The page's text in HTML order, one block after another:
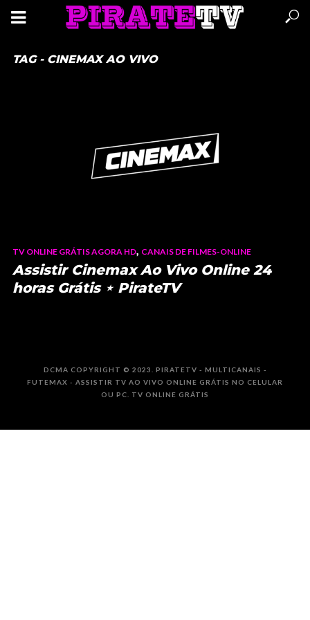
TAG - CINEMAX AO VIVO
TV ONLINE GRÁTIS AGORA HD, CANAIS DE FILMES-ONLINE
Assistir Cinemax Ao Vivo Online 24
horas Grátis ⋆ PirateTV
DCMA COPYRIGHT © 2023. PIRATETV - MULTICANAIS -
FUTEMAX - ASSISTIR TV AO VIVO ONLINE GRÁTIS NO CELULAR
OU PC. TV ONLINE GRÁTIS